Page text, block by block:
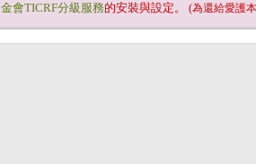
金會TICRF分級服務的安裝與設定。 (為還給愛護